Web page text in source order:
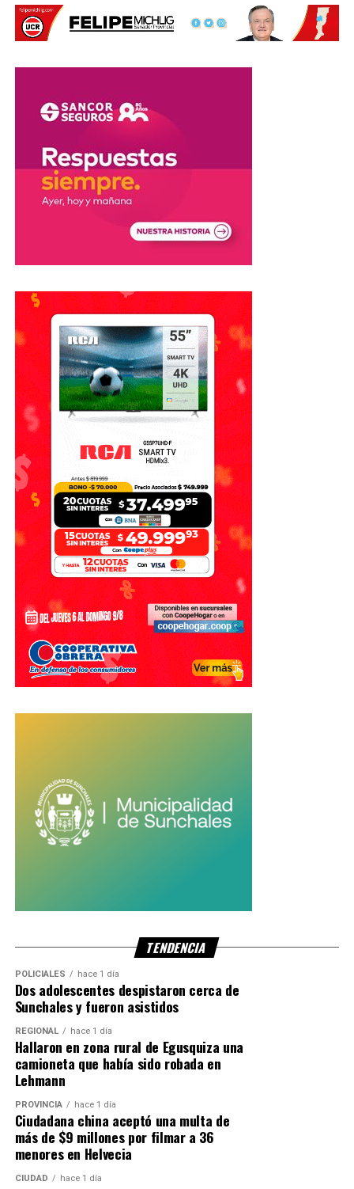
conoce el funcionamiento de una cuenta corriente.
Fuente: Clarín
TENDENCIA
POLICIALES hace 1 día
Dos adolescentes despistaron cerca de
Sunchales y fueron asistidos
REGIONAL hace 1 día
Hallaron en zona rural de Egusquiza una
camioneta que había sido robada en
Lehmann
PROVINCIA hace 1 día
Ciudadana china aceptó una multa de
más de $9 millones por filmar a 36
menores en Helvecia
CIUDAD hace 1 día